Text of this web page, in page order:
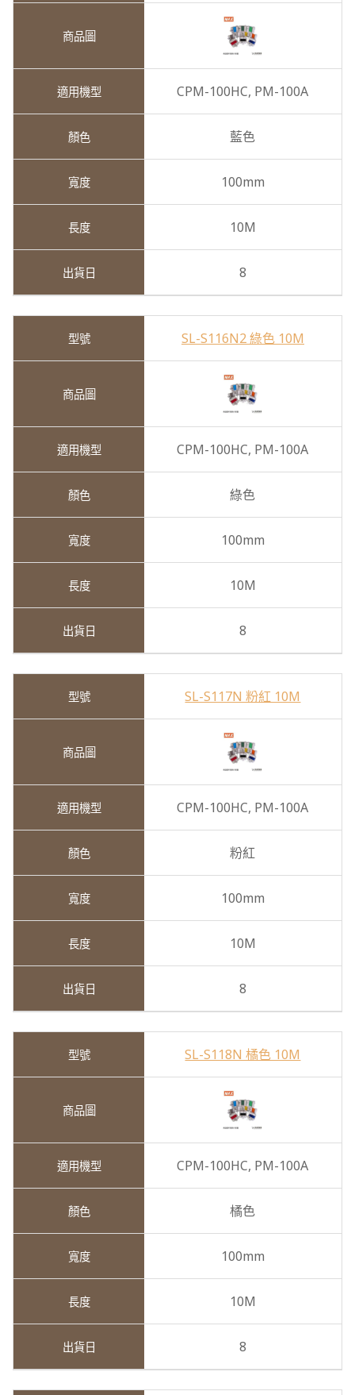
CPM-100HC, PM-100A
藍色
100mm
10M
8
SL-S116N2 綠色 10M
CPM-100HC, PM-100A
綠色
100mm
10M
8
SL-S117N 粉紅 10M
CPM-100HC, PM-100A
粉紅
100mm
10M
8
SL-S118N 橘色 10M
CPM-100HC, PM-100A
橘色
100mm
10M
8